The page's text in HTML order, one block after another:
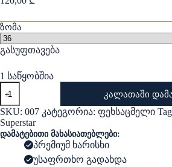
ზომა
გასუფთავება
1 საწყობშია
Buy
Disney
x
Adidas
Superstar
'Dumbo'
კალათაში
SKU: 007 კატეგორია: ფეხსაცმელი
Superstar
დამატებითი მახასიათებლები:
პრემიუმ ხარისხი
უსაფრთხო გადახდა